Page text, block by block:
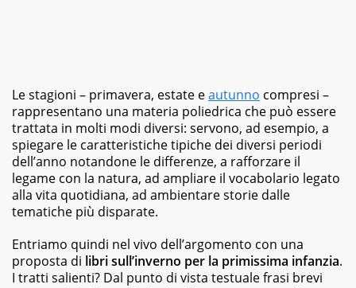
classica
ai
best
seller,
dagli
albi
illustrati
per
bambini
graphic
novel,
fino
Le stagioni – primavera, estate eautunno compresi –
rappresentano una materia poliedrica che può essere
trattata in molti modi diversi: servono, ad esempio, a
spiegare le caratteristiche tipiche dei diversi periodi
dell’anno notandone le differenze, a rafforzare il
legame con la natura, ad ampliare il vocabolario legato
alla vita quotidiana, ad ambientare storie dalle
tematiche più disparate.
Entriamo quindi nel vivo dell’argomento con una
proposta di libri sull’inverno per la primissima infanzia.
I tratti salienti? Dal punto di vista testuale frasi brevi